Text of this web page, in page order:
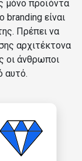
μόνο προϊόντα
είναι
Πρέπει να
αρχιτέκτονα
οι άνθρωποι
αυτό.